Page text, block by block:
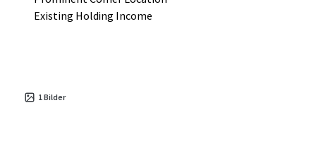
Existing Holding Income
1Bilder